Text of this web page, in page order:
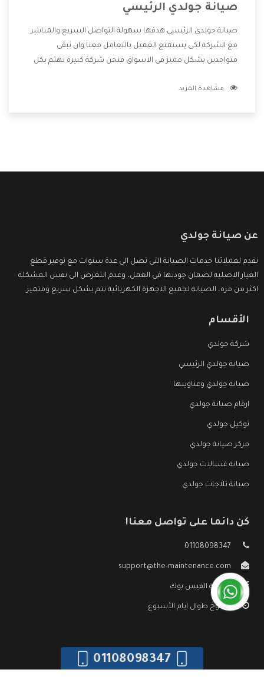
صيانة جولدي الرئيسي
صيانة جولدي الرئيسي هدفها سهولة التواصل السريع والمباشر
مع الشركة لكى يستمتع العميل بالتعامل معنا وان نبقى
متواجدين بشكل مميز فى الاسواق فنحن شركة كبيرة نهتم بكل
الشركة بها والتى تكون منها خدمة الصيانة التى تكون من أهم
مشاهدة المزيد
عن صيانة جولدي
نقدم لعملائنا خدمات الصيانة التى تصل الى عدة سنوات مع توفير قطع
الغيار الاصلية لضمان جودتها فى العمل، وعدم التعرض الى نفس المشكلة
اكثر من مرة، الصيانة لجميع الاجهزة الكهربائية تتم بشكل سريع ومتميز.
الأقسام
شركة جولدي
صيانة جولدي الرئيسي
صيانة جولدي وعناوينها
ارقام صيانة جولدي
توكيل جولدي
مركز صيانة جولدي
صيانة غسالات جولدي
صيانة ثلاجات جولدي
كن دائما على تواصل معنا!
01108098347
support@the-maintenance.com
صفحة الفيس بوك
مفتوح طوال ايام الأسبوع
01108098347